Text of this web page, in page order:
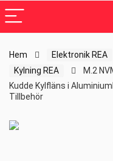
Hem Elektronik REA
Kylning REA
M.2
Kudde Kylfläns i
Tillbehör